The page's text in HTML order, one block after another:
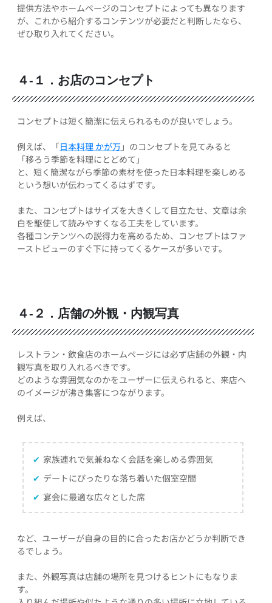
提供方法やホームページのコンセプトによっても異なります
が、これから紹介するコンテンツが必要だと判断したなら、
ぜひ取り入れてください。
４-１．お店のコンセプト
コンセプトは短く簡潔に伝えられるものが良いでしょう。
例えば、「日本料理 かが万」のコンセプトを見てみると
「移ろう季節を料理にとどめて」
と、短く簡潔ながら季節の素材を使った日本料理を楽しめる
という想いが伝わってくるはずです。
また、コンセプトはサイズを大きくして目立たせ、文章は余
白を駆使して読みやすくなる工夫をしています。
各種コンテンツへの説得力を高めるため、コンセプトはファ
ーストビューのすぐ下に持ってくるケースが多いです。
４-２．店舗の外観・内観写真
レストラン・飲食店のホームページには必ず店舗の外観・内
観写真を取り入れるべきです。
どのような雰囲気なのかをユーザーに伝えられると、来店へ
のイメージが沸き集客につながります。
例えば、
✔ 家族連れで気兼ねなく会話を楽しめる雰囲気
✔ デートにぴったりな落ち着いた個室空間
✔ 宴会に最適な広々とした席
など、ユーザーが自身の目的に合ったお店かどうか判断でき
るでしょう。
また、外観写真は店舗の場所を見つけるヒントにもなりま
す。